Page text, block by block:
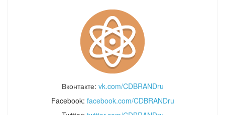
Вконтакте: vk.com/CDBRANDru
Facebook: facebook.com/CDBRANDru